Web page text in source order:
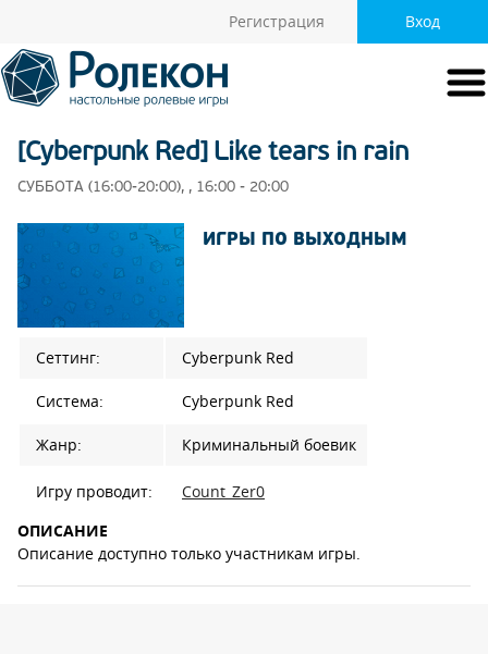
Вход
Регистрация
[Cyberpunk Red] Like tears in rain
СУББОТА (16:00-20:00), , 16:00 - 20:00
ИГРЫ ПО ВЫХОДНЫМ
Сеттинг: Cyberpunk Red
Система: Cyberpunk Red
Жанр: Криминальный боевик
Игру проводит: Count_Zer0
ОПИСАНИЕ
Описание доступно только участникам игры.